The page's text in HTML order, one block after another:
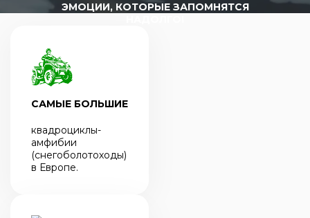
ЭМОЦИИ, КОТОРЫЕ ЗАПОМНЯТСЯ
САМЫЕ БОЛЬШИЕ
квадроциклы-
амфибии
(снегоболотоходы)
в Европе.